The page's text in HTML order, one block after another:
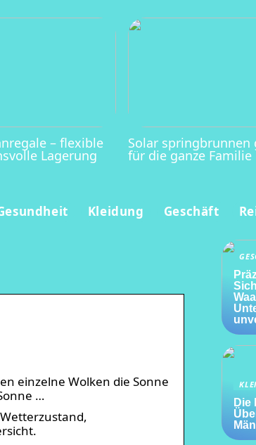
– flexible
Lagerung
Solar springbrunnen
für die ganze Familie
Kleidung Geschäft
einzelne Wolken die Sonne
…
Die